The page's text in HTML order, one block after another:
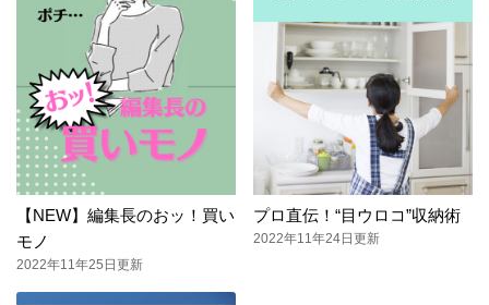
【NEW】編集長のおッ！買い
モノ
2022年11年25日更新
プロ直伝！“目ウロコ”収納術
2022年11年24日更新